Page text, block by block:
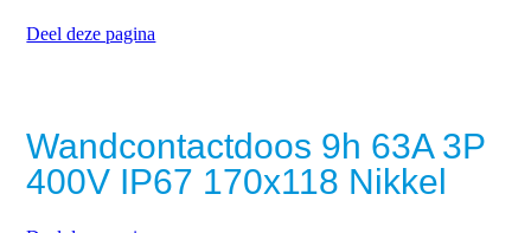
Deel deze pagina
Wandcontactdoos 9h 63A 3P
400V IP67 170x118 Nikkel